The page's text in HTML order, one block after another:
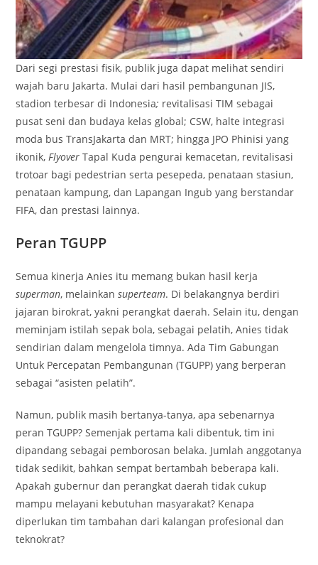
Dari segi prestasi fisik, publik juga dapat melihat sendiri
wajah baru Jakarta. Mulai dari hasil pembangunan JIS,
stadion terbesar di Indonesia; revitalisasi TIM sebagai
pusat seni dan budaya kelas global; CSW, halte integrasi
moda bus TransJakarta dan MRT; hingga JPO Phinisi yang
ikonik,FlyoverTapal Kuda pengurai kemacetan, revitalisasi
trotoar bagi pedestrian serta pesepeda, penataan stasiun,
penataan kampung, dan Lapangan Ingub yang berstandar
FIFA, dan prestasi lainnya.
Peran TGUPP
Semua kinerja Anies itu memang bukan hasil kerja
superman, melainkansuperteam. Di belakangnya berdiri
jajaran birokrat, yakni perangkat daerah. Selain itu, dengan
meminjam istilah sepak bola, sebagai pelatih, Anies tidak
sendirian dalam mengelola timnya. Ada Tim Gabungan
Untuk Percepatan Pembangunan (TGUPP) yang berperan
sebagai “asisten pelatih”.
Namun, publik masih bertanya-tanya, apa sebenarnya
peran TGUPP? Semenjak pertama kali dibentuk, tim ini
dipandang sebagai pemborosan belaka. Jumlah anggotanya
tidak sedikit, bahkan sempat bertambah beberapa kali.
Apakah gubernur dan perangkat daerah tidak cukup
mampu melayani kebutuhan masyarakat? Kenapa
diperlukan tim tambahan dari kalangan profesional dan
teknokrat?